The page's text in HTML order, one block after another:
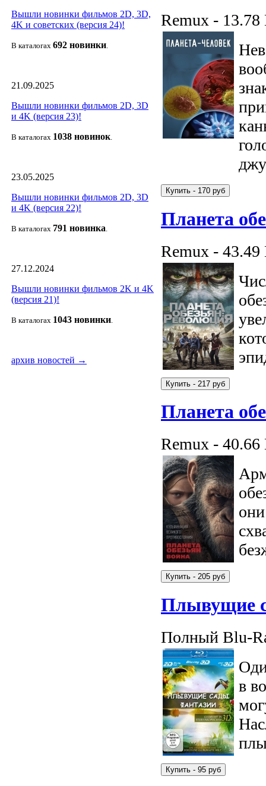
Вышли новинки фильмов 2D, 3D,
4K и советских (версия 24)!
В каталогах 692 новинки.
21.09.2025
Вышли новинки фильмов 2D, 3D
и 4K (версия 23)!
В каталогах 1038 новинок.
23.05.2025
Вышли новинки фильмов 2D, 3D
и 4K (версия 22)!
В каталогах 791 новинка.
27.12.2024
Вышли новинки фильмов 2K и 4K
(версия 21)!
В каталогах 1043 новинки.
архив новостей →
Remux - 13.78
Планета
Remux - 43.49
Планета
Remux - 40.66
Плывущие
Полный Blu-
в